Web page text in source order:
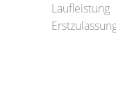
Laufleistung